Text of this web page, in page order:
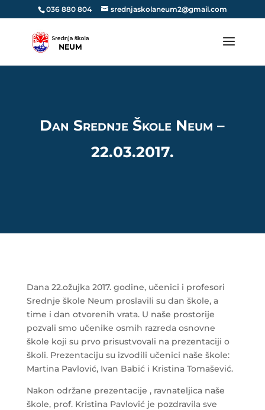
036 880 804 srednjaskolaneum2@gmail.com
Dan Srednje Škole Neum –
22.03.2017.
Dana 22.ožujka 2017. godine, učenici i profesori
Srednje škole Neum proslavili su dan škole, a
time i dan otvorenih vrata. U naše prostorije
pozvali smo učenike osmih razreda osnovne
škole koji su prvo prisustvovali na prezentaciji o
školi. Prezentaciju su izvodili učenici naše škole:
Martina Pavlović, Ivan Babić i Kristina Tomašević.
Nakon održane prezentacije , ravnateljica naše
škole, prof. Kristina Pavlović je pozdravila sve